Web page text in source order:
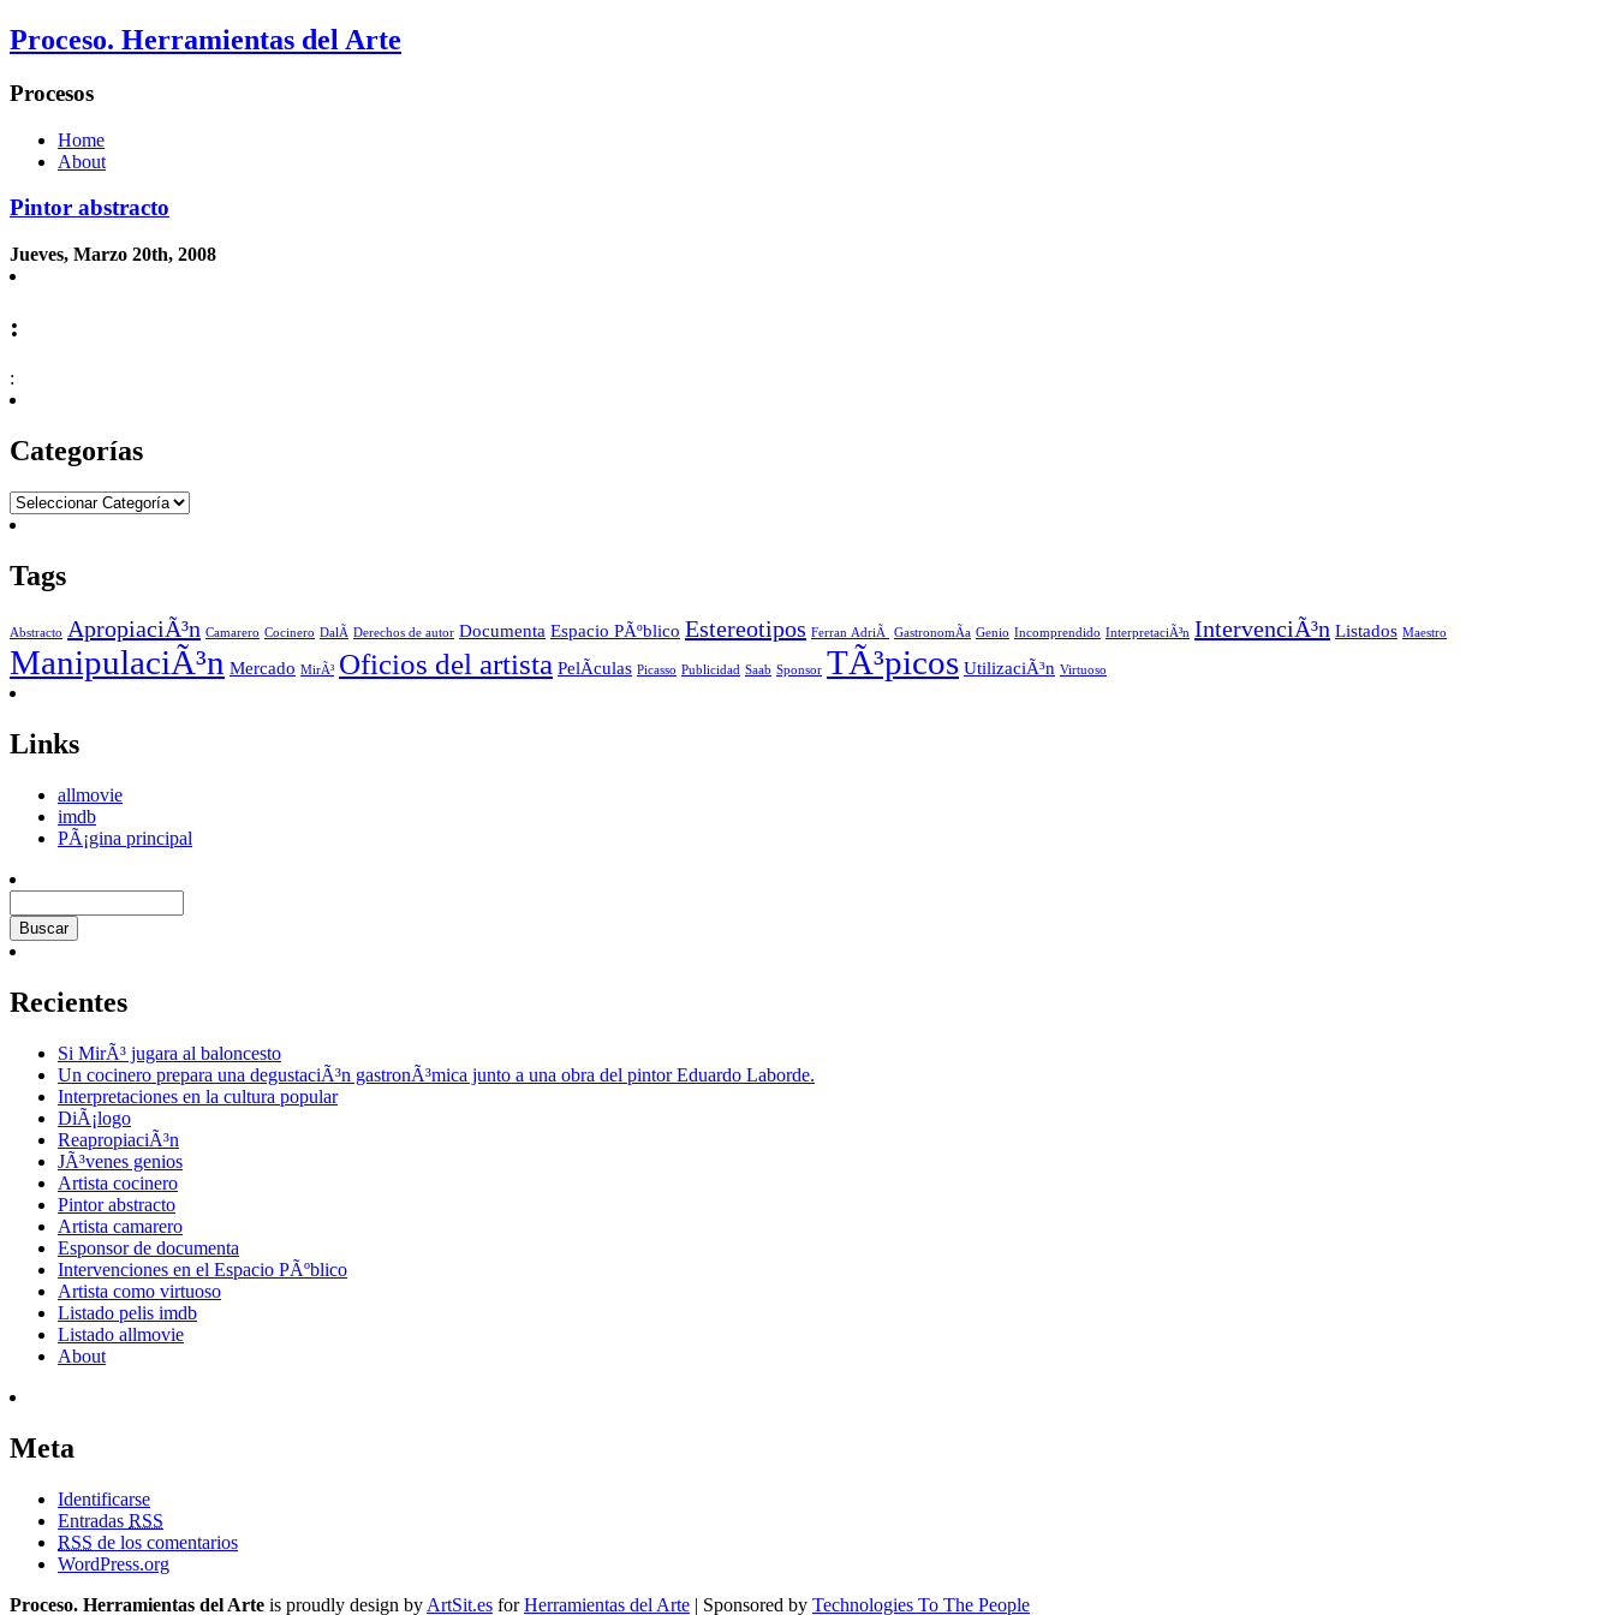
Proceso. Herramientas del Arte
Procesos
Home
About
Pintor abstracto
Jueves, Marzo 20th, 2008
:
:
Categorías
Tags
Abstracto ApropiaciÃ³n Camarero Cocinero DalÃ­ Derechos de autor Documenta Espacio PÃºblico Estereotipos Ferran AdriÃ GastronomÃ­a Genio Incomprendido InterpretaciÃ³n IntervenciÃ³n Listados Maestro
ManipulaciÃ³n Mercado MirÃ³ Oficios del artista PelÃ­culas Picasso Publicidad Saab Sponsor TÃ³picos UtilizaciÃ³n Virtuoso
Links
allmovie
imdb
PÃ¡gina principal
Recientes
Si MirÃ³ jugara al baloncesto
Un cocinero prepara una degustaciÃ³n gastronÃ³mica junto a una obra del pintor Eduardo Laborde.
Interpretaciones en la cultura popular
DiÃ¡logo
ReapropiaciÃ³n
JÃ³venes genios
Artista cocinero
Pintor abstracto
Artista camarero
Esponsor de documenta
Intervenciones en el Espacio PÃºblico
Artista como virtuoso
Listado pelis imdb
Listado allmovie
About
Meta
Identificarse
Entradas RSS
RSS de los comentarios
WordPress.org
Proceso. Herramientas del Arte is proudly design by ArtSit.es forHerramientas del Arte | Sponsored by Technologies To The People